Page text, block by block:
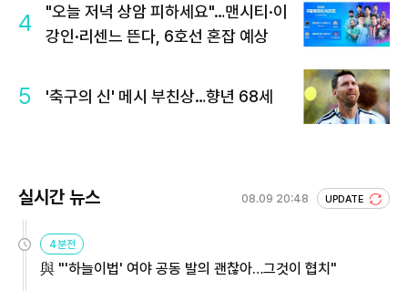
4
"오늘 저녁 상암 피하세요"…맨시티·이
강인·리센느 뜬다, 6호선 혼잡 예상
5 '축구의 신' 메시 부친상…향년 68세
실시간 뉴스 08.09 20:48 UPDATE
4분전
與 "'하늘이법' 여야 공동 발의 괜찮아…그것이 협치"